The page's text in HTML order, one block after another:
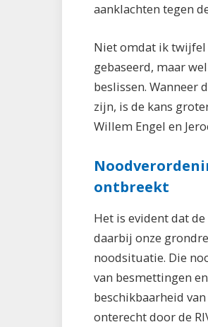
aanklachten tegen
Niet omdat ik twijfel
gebaseerd, maar
beslissen. Wanneer
zijn, is de kans
Willem Engel en
ontbreekt
Het is evident dat
daarbij onze
noodsituatie. Die
van besmettingen
beschikbaarheid
onterecht door de